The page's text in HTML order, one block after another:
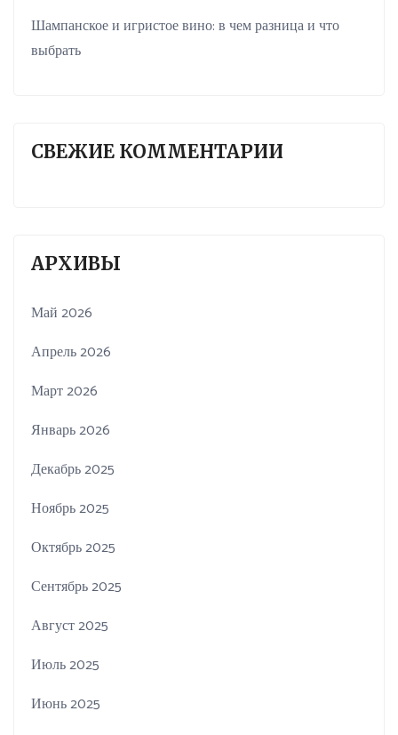
Шампанское и игристое вино: в чем разница и что
выбрать
СВЕЖИЕ КОММЕНТАРИИ
АРХИВЫ
Май 2026
Апрель 2026
Март 2026
Январь 2026
Декабрь 2025
Ноябрь 2025
Октябрь 2025
Сентябрь 2025
Август 2025
Июль 2025
Июнь 2025